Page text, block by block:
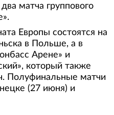
матча группового
Европы состоятся на
в Польше, а в
Арене» и
который также
Полуфинальные матчи
(27 июня) и